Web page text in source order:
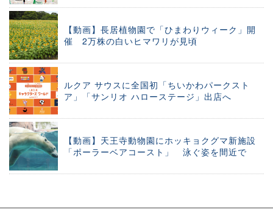
【動画】長居植物園で「ひまわりウィーク」開
催 2万株の白いヒマワリが見頃
ルクア サウスに全国初「ちいかわパークスト
ア」「サンリオ ハローステージ」出店へ
【動画】天王寺動物園にホッキョクグマ新施設
「ポーラーベアコースト」 泳ぐ姿を間近で